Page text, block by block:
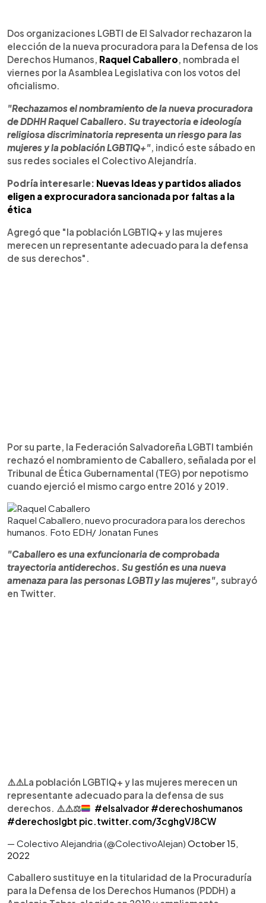
Escuchar artículo
Dos organizaciones LGBTI de El Salvador rechazaron la
elección de la nueva procuradora para la Defensa de los
Derechos Humanos, Raquel Caballero, nombrada el
viernes por la Asamblea Legislativa con los votos del
oficialismo.
"Rechazamos el nombramiento de la nueva procuradora
de DDHH Raquel Caballero. Su trayectoria e ideología
religiosa discriminatoria representa un riesgo para las
mujeres y la población LGBTIQ+", indicó este sábado en
sus redes sociales el Colectivo Alejandría.
Podría interesarle: Nuevas Ideas y partidos aliados
eligen a exprocuradora sancionada por faltas a la
ética
Agregó que "la población LGBTIQ+ y las mujeres
merecen un representante adecuado para la defensa
de sus derechos".
Por su parte, la Federación Salvadoreña LGBTI también
rechazó el nombramiento de Caballero, señalada por el
Tribunal de Ética Gubernamental (TEG) por nepotismo
cuando ejerció el mismo cargo entre 2016 y 2019.
Raquel Caballero, nuevo procuradora para los derechos
humanos. Foto EDH/ Jonatan Funes
"Caballero es una exfuncionaria de comprobada
trayectoria antiderechos. Su gestión es una nueva
amenaza para las personas LGBTI y las mujeres", subrayó
en Twitter.
⚠️⚠️La población LGBTIQ+ y las mujeres merecen un
representante adecuado para la defensa de sus
derechos. ⚠️⚠️⚖️ #elsalvador #derechoshumanos
#derechoslgbt pic.twitter.com/3cghgVJ8CW
— Colectivo Alejandria (@ColectivoAlejan) October 15,
2022
Caballero sustituye en la titularidad de la Procuraduría
para la Defensa de los Derechos Humanos (PDDH) a